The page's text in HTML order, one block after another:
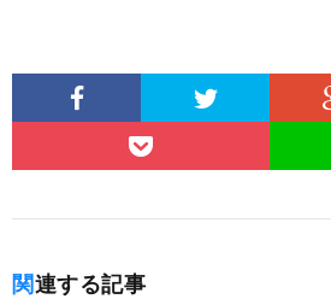
関連する記事